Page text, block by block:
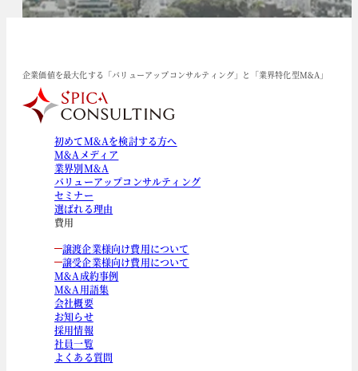
企業価値を最大化する「バリューアップコンサルティング」と「業界特化型M&A」
初めてM&Aを検討する方へ
M&Aメディア
業界別M&A
バリューアップコンサルティング
セミナー
選ばれる理由
費用
譲渡企業様向け費用について
譲受企業様向け費用について
M&A成約事例
M&A用語集
会社概要
お知らせ
採用情報
社員一覧
よくある質問